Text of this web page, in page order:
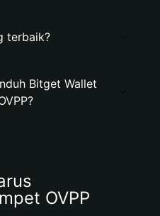
terbaik?
Bitget Wallet
OVPP